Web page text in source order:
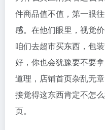
件商品值不值，第一眼
感。在他们眼里，视觉
咱们去超市买东西，包
好，你也会犹豫要不要
道理，店铺首页杂乱无
接觉得这东西肯定不怎
页。